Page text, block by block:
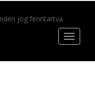
jog fenntartva
Toggle